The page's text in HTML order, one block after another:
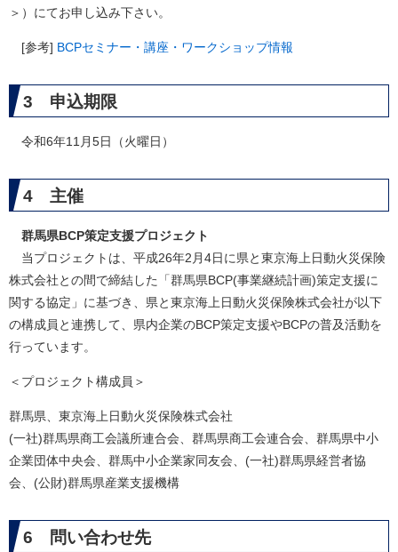
＞ ）にてお申し込み下さい。
[参考] BCPセミナー・講座・ワークショップ情報
3 申込期限
令和6年11月5日（火曜日）
4 主催
群馬県BCP策定支援プロジェクト
当プロジェクトは、平成26年2月4日に県と東京海上日動火災保険
株式会社との間で締結した「群馬県BCP(事業継続計画)策定支援に
関する協定」に基づき、県と東京海上日動火災保険株式会社が以下
の構成員と連携して、県内企業のBCP策定支援やBCPの普及活動を
行っています。
＜プロジェクト構成員＞
群馬県、東京海上日動火災保険株式会社
(一社)群馬県商工会議所連合会、群馬県商工会連合会、群馬県中小
企業団体中央会、群馬中小企業家同友会、(一社)群馬県経営者協
会、(公財)群馬県産業支援機構
6 問い合わせ先